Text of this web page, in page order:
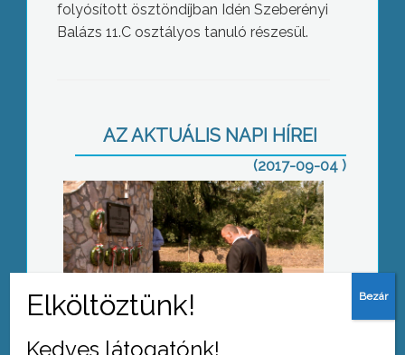
folyósított ösztöndíjban Idén Szeberényi
Balázs 11.C osztályos tanuló részesül.
AZ AKTUÁLIS NAPI HÍREI
(2017-09-04 )
Ruszin nap
Kedves látogatónk!